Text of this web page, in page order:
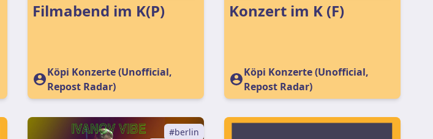
Filmabend im K(P)
Köpi Konzerte (Unofficial,
Repost Radar)
Konzert im K (F)
Köpi Konzerte (Unofficial,
Repost Radar)
berlin